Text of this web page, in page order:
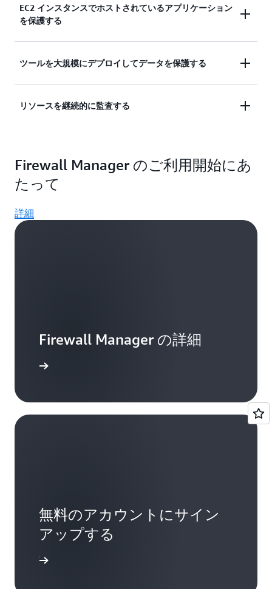
EC2 インスタンスでホストされているアプリケーション
を保護する
アプリケーション固有のルールをデプロイしなが
を適用します。
ツールを大規模にデプロイしてデータを保護する
AWS Organizations 構造内のアカウントと VPC 全体
AWS Network Firewall の詳細
リソースを継続的に監査する
て排除し、セキュリティグループのルールを監査お
よび制御して、リスクの高いルールを特定します。
継続的監査の詳細
Firewall Manager のご利用開始にあ
たって
詳細
Firewall Manager の詳細
無料のアカウントにサイン
アップする